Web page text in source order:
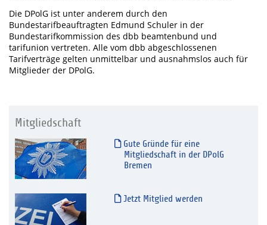
Die DPolG ist unter anderem durch den
Bundestarifbeauftragten Edmund Schuler in der
Bundestarifkommission des dbb beamtenbund und
tarifunion vertreten. Alle vom dbb abgeschlossenen
Tarifverträge gelten unmittelbar und ausnahmslos auch für
Mitglieder der DPolG.
Mitgliedschaft
Gute Gründe für eine
Mitgliedschaft in der DPolG
Bremen
Jetzt Mitglied werden